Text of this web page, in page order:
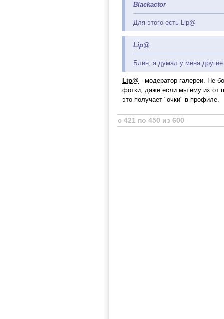
Blackactor
Для этого есть Lip@
Lip@
Блин, я думал у меня
Lip@ - модератор галереи. Не
фотки, даже если мы ему их от
это получает "очки" в профиле.
с 421 по 450 из 600